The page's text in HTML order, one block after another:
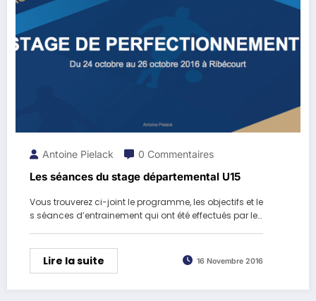
Antoine Pielack 0 Commentaires
Les séances du stage départemental U15
Vous trouverez ci-joint le programme, les objectifs et le
s séances d’entrainement qui ont été effectués par le…
Lire la suite 16 Novembre 2016